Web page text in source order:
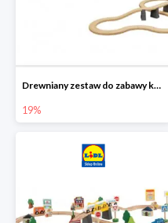
Drewniany zestaw do zabawy kolejką - farma i wiadukt
19%